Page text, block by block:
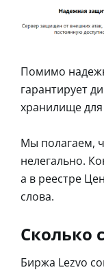
Помимо
гарантирует
хранилище для
Мы полагаем,
нелегально.
а в реестре
слова.
Сколько
Биржа Lezvo